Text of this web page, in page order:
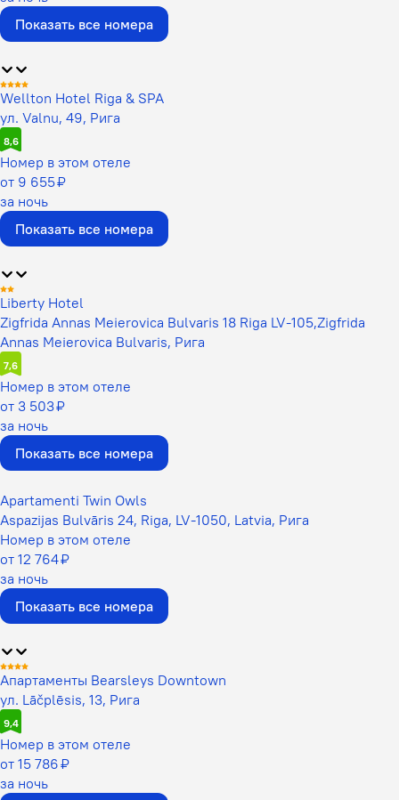
Показать все номера
Wellton Hotel Riga & SPA​
ул. Valnu, 49, Рига
8,6
Номер в этом отеле
от 9 655 ₽
за ночь
Показать все номера
Liberty Hotel
Zigfrida Annas Meierovica Bulvaris 18 Riga LV-105,Zigfrida
Annas Meierovica Bulvaris, Рига
7,6
Номер в этом отеле
от 3 503 ₽
за ночь
Показать все номера
Apartamenti Twin Owls
Aspazijas Bulvāris 24, Riga, LV-1050, Latvia, Рига
Номер в этом отеле
от 12 764 ₽
за ночь
Показать все номера
Апартаменты Bearsleys Downtown
ул. Lāčplēsis, 13, Рига
9,4
Номер в этом отеле
от 15 786 ₽
за ночь